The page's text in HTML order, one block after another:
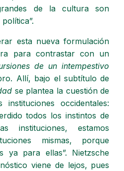
de la cultura son
esta nueva formulación
para contrastar con un
de un intempestivo
Allí, bajo el subtítulo de
se plantea la cuestión de
occidentales:
todos los instintos de
instituciones, estamos
mismas, porque
ya para ellas”. Nietzsche
viene de lejos, pues